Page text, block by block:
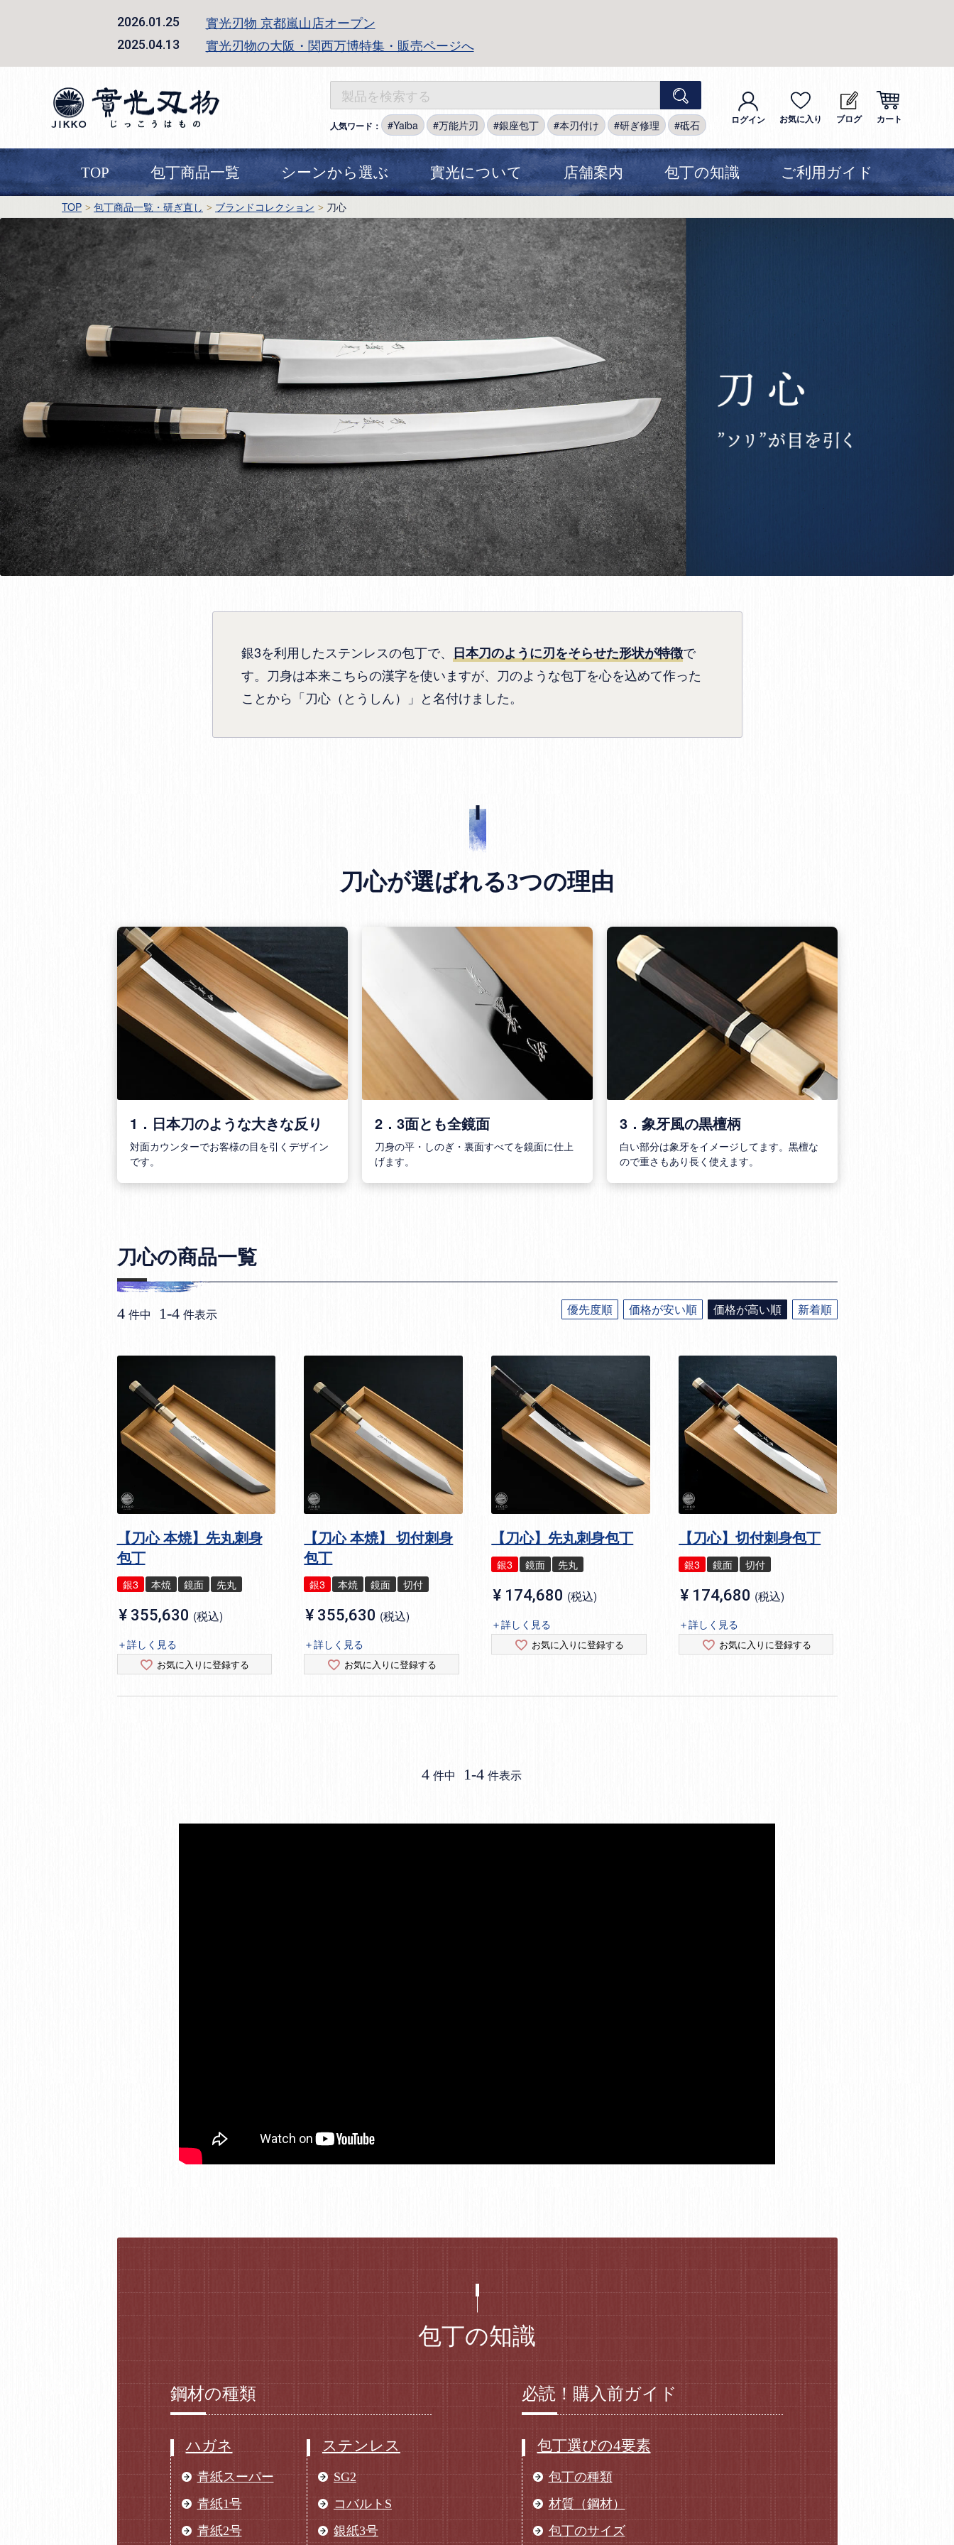
2026.01.25 實光刃物 京都嵐山店オープン
2025.04.13 實光刃物の大阪・関西万博特集・販売ページへ
人気ワード： Yaiba 万能片刃 銀座包丁 本刃付け 研ぎ修理 砥石 ログイン お気に入り ブログ カート
TOP 包丁商品一覧 シーンから選ぶ 實光について 店舗案内 包丁の知識 ご利用ガイド
TOP 包丁商品一覧・研ぎ直し ブランドコレクション 刀心
銀3を利用したステンレスの包丁で、 日本刀のように刃をそらせた形状が特徴で
す。刀身は本来こちらの漢字を使いますが、刀のような包丁を心を込めて作った
ことから「刀心（とうしん）」と名付けました。
刀心が選ばれる3つの理由
1．日本刀のような大きな反り
対面カウンターでお客様の目を引くデザイン
です。
2．3面とも全鏡面
刀身の平・しのぎ・裏面すべてを鏡面に仕上
げます。
3．象牙風の黒檀柄
白い部分は象牙をイメージしてます。黒檀な
ので重さもあり長く使えます。
刀心の商品一覧
優先度順 価格が安い順 価格が高い順 新着順
4 件中 1-4 件表示
【刀心 本焼】先丸刺身
包丁
銀3 本焼 鏡面 先丸
¥ 355,630 税込
＋詳しく見る
お気に入りに登録する
【刀心 本焼】 切付刺身
包丁
銀3 本焼 鏡面 切付
¥ 355,630 税込
＋詳しく見る
お気に入りに登録する
【刀心】先丸刺身包丁
銀3 鏡面 先丸
¥ 174,680 税込
＋詳しく見る
お気に入りに登録する
【刀心】切付刺身包丁
銀3 鏡面 切付
¥ 174,680 税込
＋詳しく見る
お気に入りに登録する
4 件中 1-4 件表示
包丁の知識
鋼材の種類
ハガネ
青紙スーパー
青紙1号
青紙2号
ステンレス
SG2
コバルトS
銀紙3号
必読！購入前ガイド
包丁選びの4要素
包丁の種類
材質（鋼材）
包丁のサイズ